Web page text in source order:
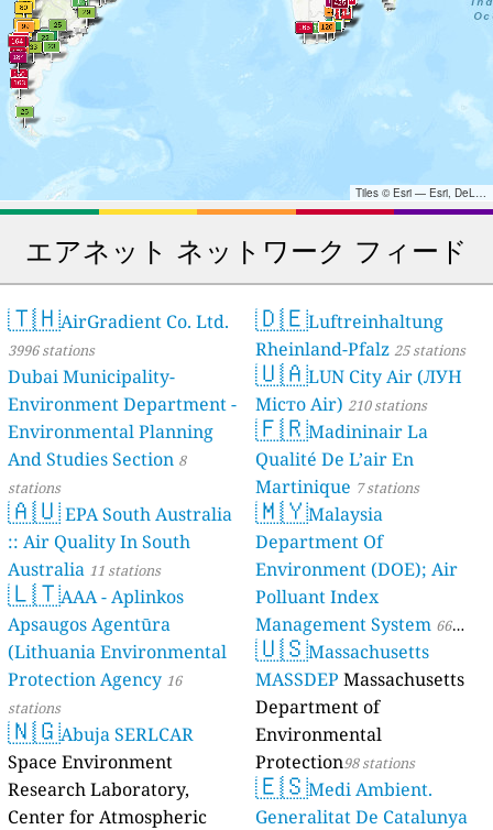
Tiles © Esri — Esri, DeLorme, NAVTEQ, TomTom, Intermap, iPC, USGS, FAO, NPS, NRCAN, GeoBase, Kadaster NL, Ordnance Survey, Esri Japan, METI, Esri China (Hong Kong), and the GIS User Community
エアネット ネットワーク フィード
🇹🇭AirGradient Co. Ltd.
3996 stations
Dubai Municipality-
Environment Department -
Environmental Planning
And Studies Section 8
stations
🇦🇺EPA South Australia
:: Air Quality In South
Australia 11 stations
🇱🇹AAA - Aplinkos
Apsaugos Agentūra
(Lithuania Environmental
Protection Agency 16
stations
🇳🇬Abuja SERLCAR
Space Environment
Research Laboratory,
Center for Atmospheric
🇩🇪Luftreinhaltung
Rheinland-Pfalz 25 stations
🇺🇦LUN City Air (ЛУН
Місто Air) 210 stations
🇫🇷Madininair La
Qualité De L’air En
Martinique 7 stations
🇲🇾Malaysia
Department Of
Environment (DOE); Air
Polluant Index
Management System 66
stations
🇺🇸Massachusetts
MASSDEP Massachusetts
Department of
Environmental
Protection98 stations
🇪🇸Medi Ambient.
Generalitat De Catalunya